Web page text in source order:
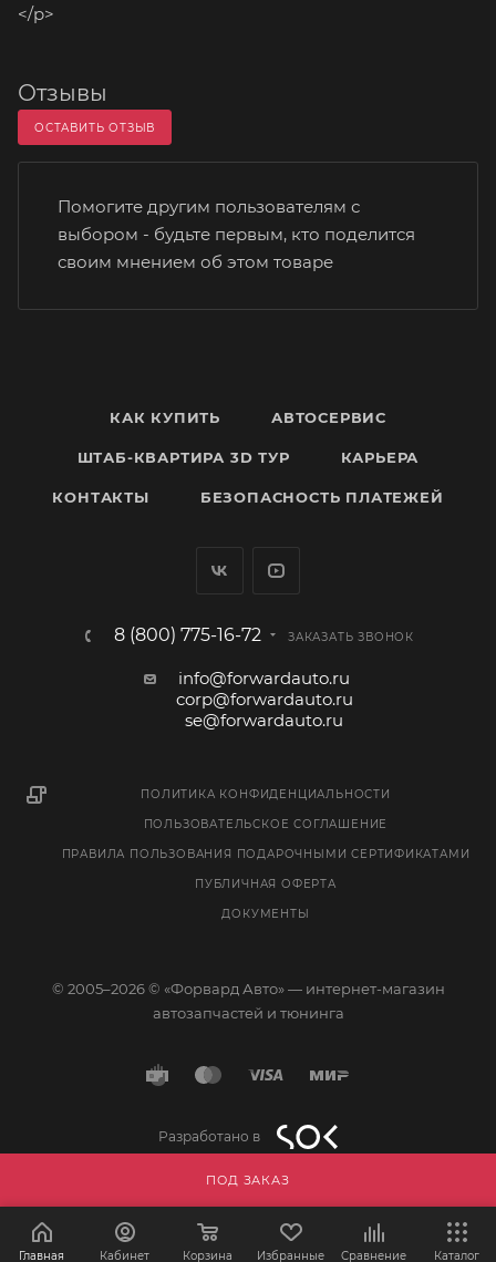
ПОД ЗАКАЗ
</p>
Отзывы
ОСТАВИТЬ ОТЗЫВ
Помогите другим пользователям с
выбором - будьте первым, кто поделится
своим мнением об этом товаре
КАК КУПИТЬ АВТОСЕРВИС
ШТАБ-КВАРТИРА 3D ТУР КАРЬЕРА
КОНТАКТЫ БЕЗОПАСНОСТЬ ПЛАТЕЖЕЙ
8 (800) 775-16-72 ЗАКАЗАТЬ ЗВОНОК
info@forwardauto.ru
corp@forwardauto.ru
se@forwardauto.ru
ПОЛИТИКА КОНФИДЕНЦИАЛЬНОСТИ
ПОЛЬЗОВАТЕЛЬСКОЕ СОГЛАШЕНИЕ
ПРАВИЛА ПОЛЬЗОВАНИЯ ПОДАРОЧНЫМИ СЕРТИФИКАТАМИ
ПУБЛИЧНАЯ ОФЕРТА
ДОКУМЕНТЫ
© 2005–2026 © «Форвард Авто» — интернет-магазин
автозапчастей и тюнинга
Разработано в
Главная Кабинет Корзина Избранные Сравнение Каталог